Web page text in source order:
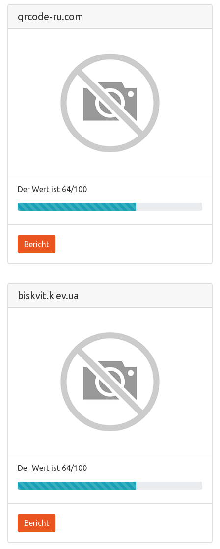
qrcode-ru.com
Der Wert ist 64/100
Bericht
biskvit.kiev.ua
Der Wert ist 64/100
Bericht